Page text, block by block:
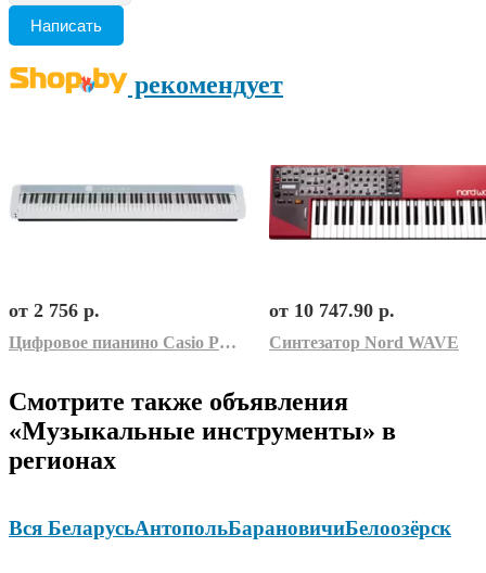
Написать
рекомендует
от 2 756 р.
Цифровое пианино Casio PX-S1100 (белый/синий)
от 10 747.90 р.
Синтезатор Nord WAVE
Смотрите также объявления
«Музыкальные инструменты» в
регионах
Вся БеларусьАнтопольБарановичиБелоозёрск